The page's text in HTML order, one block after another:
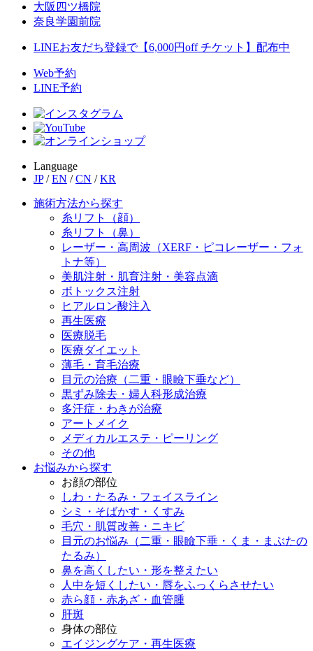
大阪四ツ橋院
奈良学園前院
LINEお友だち登録で【6,000円off チケット】配布中
Web予約
LINE予約
Language
JP / EN / CN / KR
施術方法から探す
糸リフト（顔）
糸リフト（鼻）
レーザー・高周波（XERF・ピコレーザー・フォ
トナ等）
美肌注射・肌育注射・美容点滴
ボトックス注射
ヒアルロン酸注入
再生医療
医療脱毛
医療ダイエット
薄毛・育毛治療
目元の治療（二重・眼瞼下垂など）
黒ずみ除去・婦人科形成治療
多汗症・わきが治療
アートメイク
メディカルエステ・ピーリング
その他
お悩みから探す
お顔の部位
しわ・たるみ・フェイスライン
シミ・そばかす・くすみ
毛穴・肌質改善・ニキビ
目元のお悩み（二重・眼瞼下垂・くま・まぶたの
たるみ）
鼻を高くしたい・形を整えたい
人中を短くしたい・唇をふっくらさせたい
赤ら顔・赤あざ・血管腫
肝斑
身体の部位
エイジングケア・再生医療